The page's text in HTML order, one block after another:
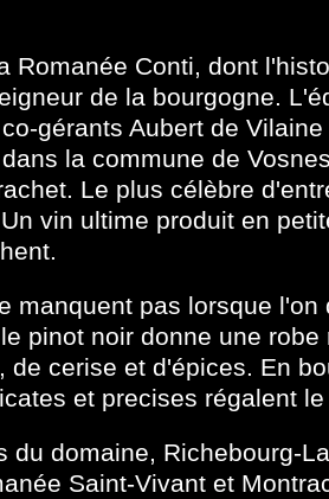
Romanée Conti, dont
de la bourgogne.
gérants Aubert de
la commune de
Le plus célèbre
vin ultime produit en
manquent pas lorsque
pinot noir donne une
de cerise et d'épices. En
et precises régalent
du domaine, Richebourg-
Saint-Vivant et